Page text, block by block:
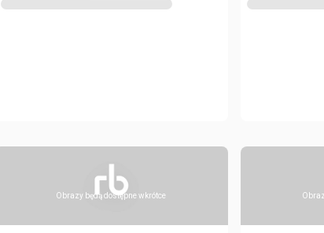
Obrazy będą dostępne wkrótce